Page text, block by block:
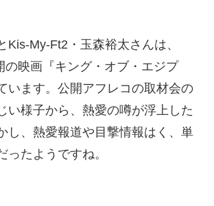
Kis-My-Ft2・玉森裕太さんは、
の映画『キング・オブ・エジプ
います。公開アフレコの取材会の
い様子から、熱愛の噂が浮上した
し、熱愛報道や目撃情報はく、単
ったようですね。